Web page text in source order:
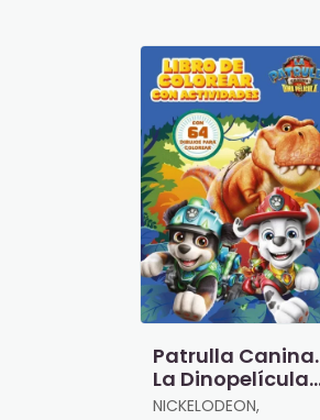
Patrulla Canina.
La Dinopelícula.
Libro de Colorear
NICKELODEON,